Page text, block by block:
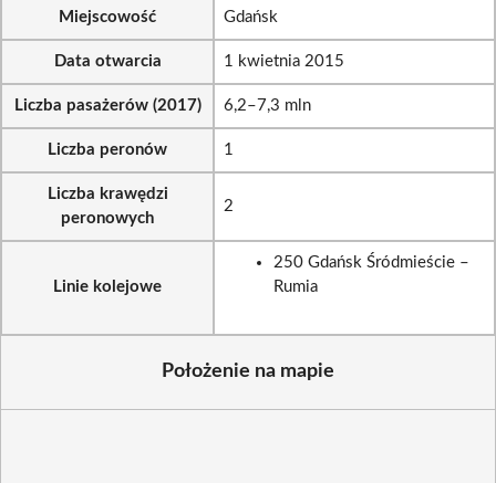
Miejscowość Gdańsk
Data otwarcia 1 kwietnia 2015
Liczba pasażerów (2017) 6,2–7,3 mln
Liczba peronów 1
Liczba krawędzi
peronowych
2
Linie kolejowe
250 Gdańsk Śródmieście –
Rumia
Położenie na mapie